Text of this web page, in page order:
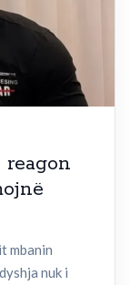
reagon
mbanin
nuk i